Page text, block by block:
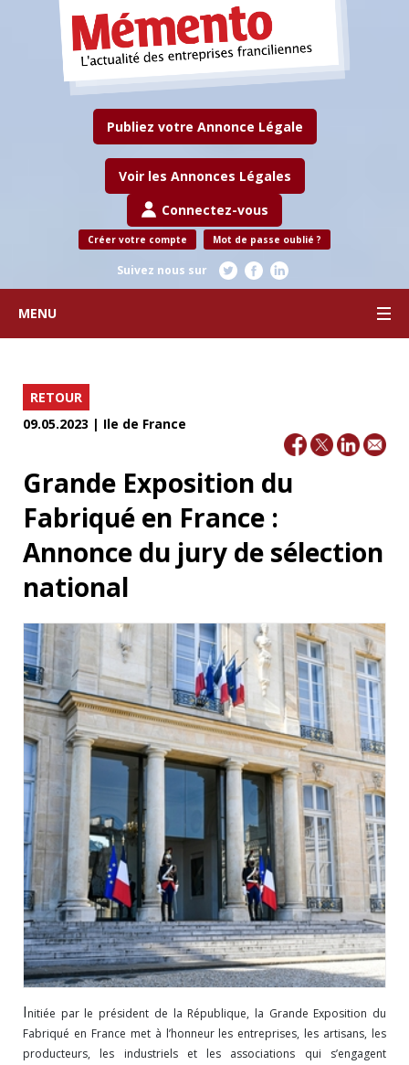
Publiez votre Annonce Légale
Voir les Annonces Légales
Connectez-vous
Créer votre compte Mot de passe oublié ?
Suivez nous sur
MENU
RETOUR
09.05.2023 | Ile de France
Grande Exposition du
Fabriqué en France :
Annonce du jury de sélection
national
Initiée par le président de la République, la Grande Exposition du
Fabriqué en France met à l’honneur les entreprises, les artisans, les
producteurs, les industriels et les associations qui s’engagent